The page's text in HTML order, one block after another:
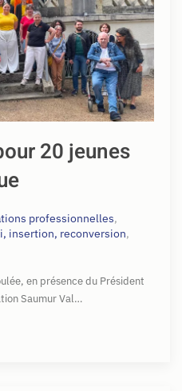
20 jeunes
professionnelles,
insertion, reconversion,
en présence du Président
Saumur Val…